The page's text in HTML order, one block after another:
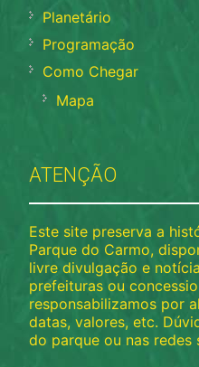
Planetário
Programação
Como Chegar
Mapa
ATENÇÃO
Este site preserva a
Parque do Carmo,
livre divulgação e
prefeituras ou
responsabilizamos por
datas, valores, etc.
do parque ou nas redes